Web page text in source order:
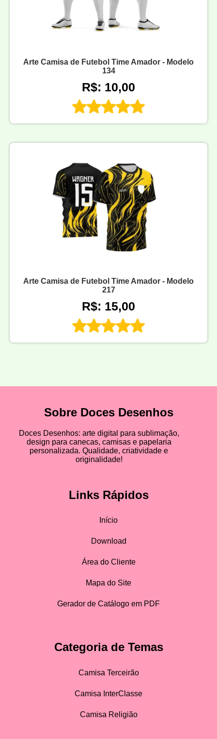
Arte Camisa de Futebol Time Amador - Modelo
134
R$: 10,00
Arte Camisa de Futebol Time Amador - Modelo
217
R$: 15,00
Sobre Doces Desenhos
Doces Desenhos: arte digital para sublimação,
design para canecas, camisas e papelaria
personalizada. Qualidade, criatividade e
originalidade!
Links Rápidos
Início
Download
Área do Cliente
Mapa do Site
Gerador de Catálogo em PDF
Categoria de Temas
Camisa Terceirão
Camisa InterClasse
Camisa Religião